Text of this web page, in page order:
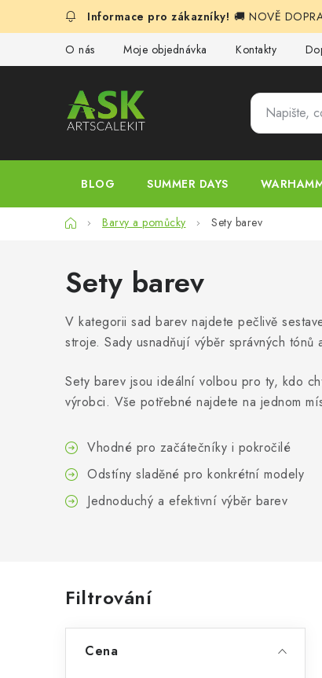
🚚 NOVĚ
O nás Moje objednávka Kontakty
BLOG SUMMER DAYS
DomůBarvy a pomůcky Sety barev
Sety barev
V kategorii sad barev najdete pečlivě
stroje. Sady usnadňují výběr správných
Sety barev jsou ideální volbou pro ty, kdo
výrobci. Vše potřebné najdete na jednom
Vhodné pro začátečníky i pokročilé
Odstíny sladěné pro konkrétní modely
Jednoduchý a efektivní výběr barev
P
o
Filtrování
Cena